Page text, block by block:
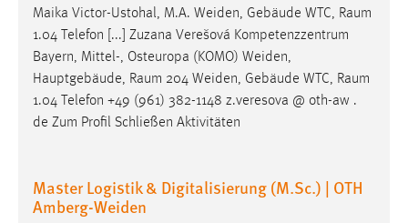
Maika Victor-Ustohal, M.A. Weiden, Gebäude WTC, Raum
1.04 Telefon [...] Zuzana Verešová Kompetenzzentrum
Bayern, Mittel-, Osteuropa (KOMO) Weiden,
Hauptgebäude, Raum 204 Weiden, Gebäude WTC, Raum
1.04 Telefon +49 (961) 382-1148 z.veresova @ oth-aw .
de Zum Profil Schließen Aktivitäten
Master Logistik & Digitalisierung (M.Sc.) | OTH
Amberg-Weiden